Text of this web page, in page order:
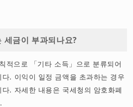
세금이 부과되나요?
적으로 「기타 소득」으로 분류되어
. 이익이 일정 금액을 초과하는 경우
. 자세한 내용은 국세청의 암호화폐